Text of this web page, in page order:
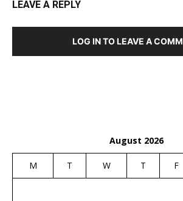
LEAVE A REPLY
LOG IN TO LEAVE A
August 2026
M T W T F